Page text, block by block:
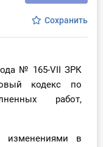
Сохранить
№ 165-VII ЗРК
кодекс по
работ,
изменениями в